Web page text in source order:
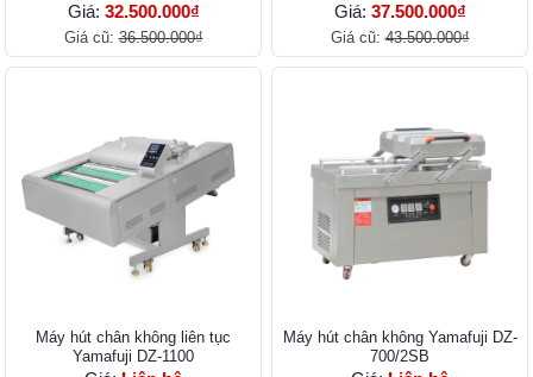
Giá: 32.500.000₫
Giá cũ:36.500.000₫
Giá: 37.500.000₫
Giá cũ:43.500.000₫
Máy hút chân không liên tục
Yamafuji DZ-1100
Máy hút chân không Yamafuji DZ-
700/2SB